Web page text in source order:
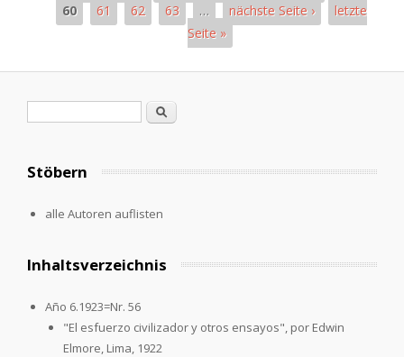
60
61 62 63 … nächste Seite ›
letzte
Seite »
Suche
Stöbern
alle Autoren auflisten
Inhaltsverzeichnis
Año 6.1923=Nr. 56
"El esfuerzo civilizador y otros ensayos", por Edwin
Elmore, Lima, 1922